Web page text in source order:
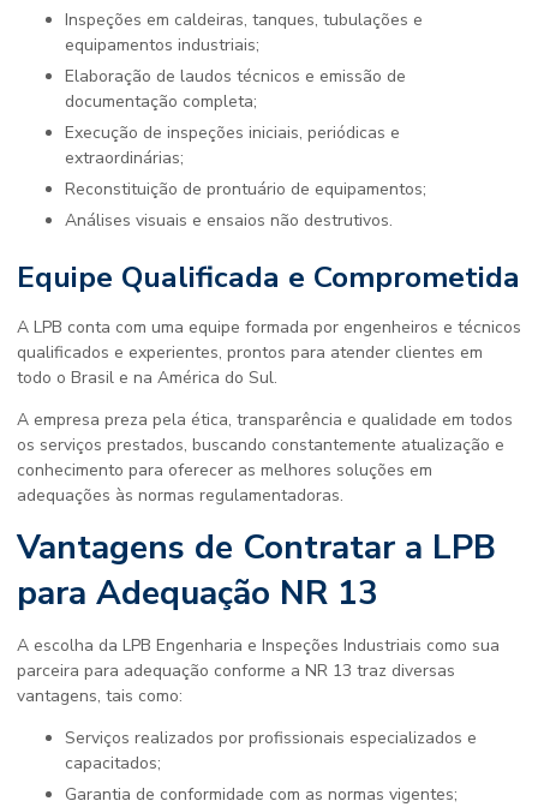
Inspeções em caldeiras, tanques, tubulações e
equipamentos industriais;
Elaboração de laudos técnicos e emissão de
documentação completa;
Execução de inspeções iniciais, periódicas e
extraordinárias;
Reconstituição de prontuário de equipamentos;
Análises visuais e ensaios não destrutivos.
Equipe Qualificada e Comprometida
A LPB conta com uma equipe formada por engenheiros e técnicos
qualificados e experientes, prontos para atender clientes em
todo o Brasil e na América do Sul.
A empresa preza pela ética, transparência e qualidade em todos
os serviços prestados, buscando constantemente atualização e
conhecimento para oferecer as melhores soluções em
adequações às normas regulamentadoras.
Vantagens de Contratar a LPB
para Adequação NR 13
A escolha da LPB Engenharia e Inspeções Industriais como sua
parceira para adequação conforme a NR 13 traz diversas
vantagens, tais como:
Serviços realizados por profissionais especializados e
capacitados;
Garantia de conformidade com as normas vigentes;